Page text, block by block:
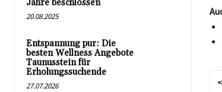
Jahre beschlossen
20.08.2025
Entspannung pur: Die
besten Wellness Angebote
Taunusstein für
Erholungssuchende
27.07.2026